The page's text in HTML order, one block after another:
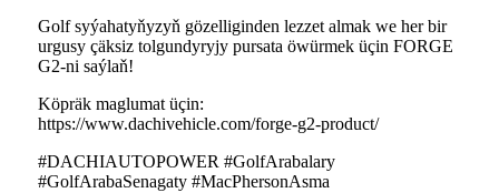
Golf syýahatyňyzyň gözelliginden lezzet almak we her bir
urgusy çäksiz tolgundyryjy pursata öwürmek üçin FORGE
G2-ni saýlaň!
Köpräk maglumat üçin:
https://www.dachivehicle.com/forge-g2-product/
#DACHIAUTOPOWER #GolfArabalary
#GolfArabaSenagaty #MacPhersonAsma